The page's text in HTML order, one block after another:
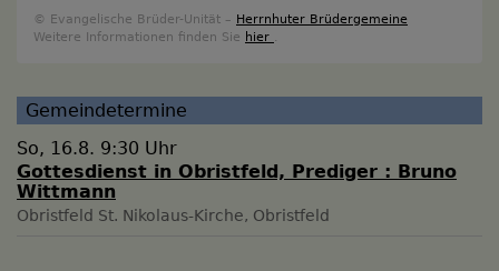
© Evangelische Brüder-Unität – Herrnhuter Brüdergemeine
Weitere Informationen finden Sie hier .
Gemeindetermine
So, 16.8. 9:30 Uhr
Gottesdienst in Obristfeld, Prediger : Bruno
Wittmann
Obristfeld St. Nikolaus-Kirche, Obristfeld